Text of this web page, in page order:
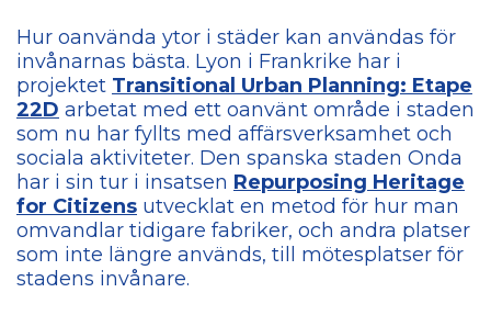
Hur oanvända ytor i städer kan användas för
invånarnas bästa. Lyon i Frankrike har i
projektet Transitional Urban Planning: Etape
22D arbetat med ett oanvänt område i staden
som nu har fyllts med affärsverksamhet och
sociala aktiviteter. Den spanska staden Onda
har i sin tur i insatsen Repurposing Heritage
for Citizens utvecklat en metod för hur man
omvandlar tidigare fabriker, och andra platser
som inte längre används, till mötesplatser för
stadens invånare.